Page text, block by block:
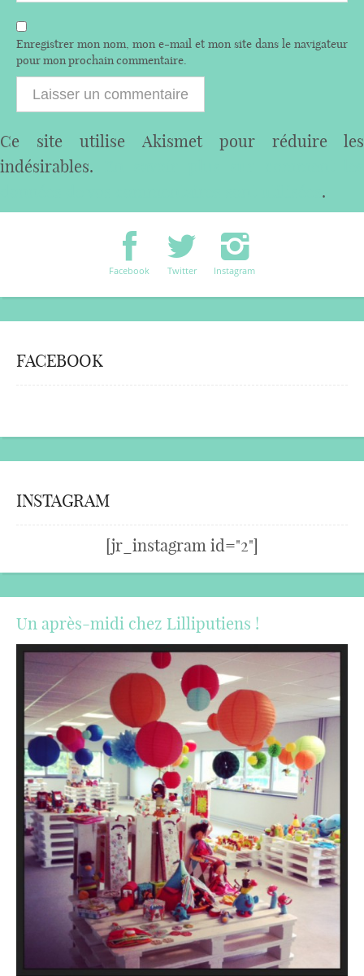
Enregistrer mon nom, mon e-mail et mon site dans le navigateur
pour mon prochain commentaire.
Ce site utilise Akismet pour réduire les
indésirables.
.
Facebook Twitter Instagram
FACEBOOK
INSTAGRAM
[jr_instagram id="2"]
Un après-midi chez Lilliputiens !